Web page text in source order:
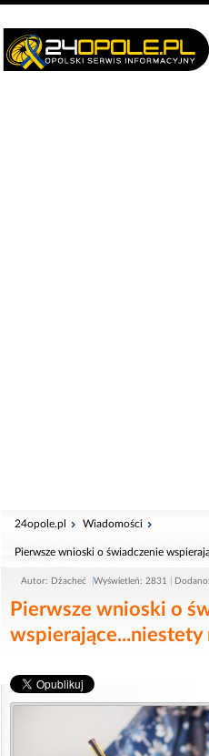
24opole.pl Wiadomości
Pierwsze wnioski o świadczenie
Autor: Dżacheć Wyświetleń: 2831
Pierwsze wnioski o
wspierające...niestety